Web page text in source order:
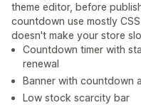
theme editor, before
countdown use mostly
doesn't make your store
Countdown timer with
renewal
Banner with countdown
Low stock scarcity bar